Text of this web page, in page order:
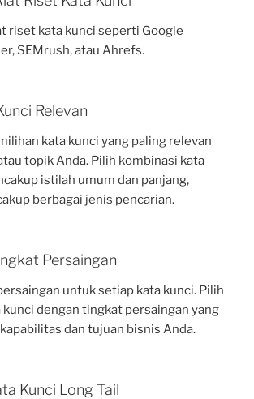
riset kata kunci seperti Google
SEMrush, atau Ahrefs.
Relevan
kata kunci yang paling relevan
topik Anda. Pilih kombinasi kata
istilah umum dan panjang,
berbagai jenis pencarian.
Persaingan
untuk setiap kata kunci. Pilih
dengan tingkat persaingan yang
dan tujuan bisnis Anda.
Kunci Long Tail